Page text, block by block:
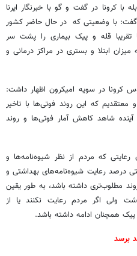
کرونا در گفت و گو با خبرنگار ایرنا
گفت: با وضعیتی که در حال حاضر کشور
تقریبا قله و پیک بیماری را پشت سر
ابتلا و بستری در مراکز درمانی و
کرونا در سویه امیکرون اظهار داشت:
معتقدیم که این روند فوتی‌ها با تاخیر
شاهد کاهش آمار فوتی‌ها و روند
رعایتی که مردم از نظر شیوه‌نامه‌ها و
درصد رعایت شیوه‌نامه‌های بهداشتی و
مطلوب‌تری داشته باشد، به طور یقین
اگر مردم رعایت نکنند یا از
همچنان ادامه داشته باشد.